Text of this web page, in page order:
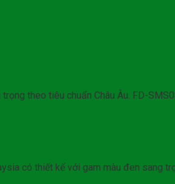
theo tiêu chuẩn Châu Âu. FD-
có thiết kế với gam màu đen sang